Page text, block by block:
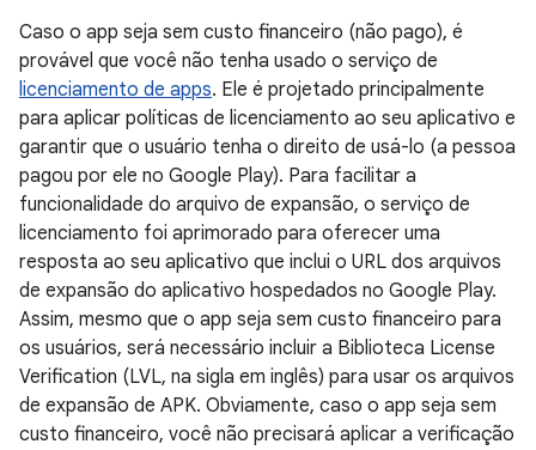
Caso o app seja sem custo financeiro (não pago), é
provável que você não tenha usado o serviço de
licenciamento de apps. Ele é projetado principalmente
para aplicar políticas de licenciamento ao seu aplicativo e
garantir que o usuário tenha o direito de usá-lo (a pessoa
pagou por ele no Google Play). Para facilitar a
funcionalidade do arquivo de expansão, o serviço de
licenciamento foi aprimorado para oferecer uma
resposta ao seu aplicativo que inclui o URL dos arquivos
de expansão do aplicativo hospedados no Google Play.
Assim, mesmo que o app seja sem custo financeiro para
os usuários, será necessário incluir a Biblioteca License
Verification (LVL, na sigla em inglês) para usar os arquivos
de expansão de APK. Obviamente, caso o app seja sem
custo financeiro, você não precisará aplicar a verificação